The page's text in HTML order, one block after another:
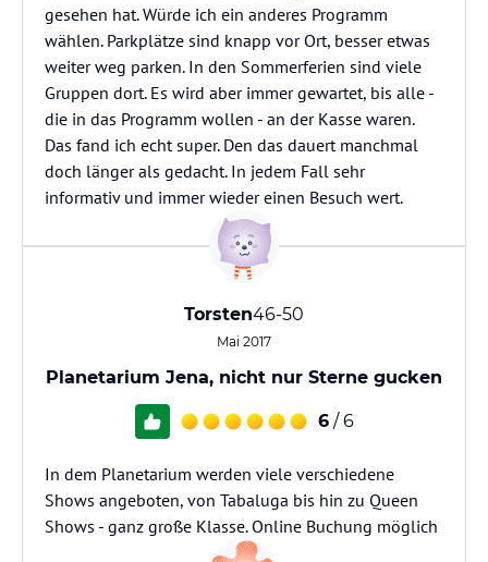
gesehen hat. Würde ich ein anderes Programm
wählen. Parkplätze sind knapp vor Ort, besser etwas
weiter weg parken. In den Sommerferien sind viele
Gruppen dort. Es wird aber immer gewartet, bis alle -
die in das Programm wollen - an der Kasse waren.
Das fand ich echt super. Den das dauert manchmal
doch länger als gedacht. In jedem Fall sehr
informativ und immer wieder einen Besuch wert.
Torsten46-50
Mai 2017
Planetarium Jena, nicht nur Sterne gucken
6 / 6
In dem Planetarium werden viele verschiedene
Shows angeboten, von Tabaluga bis hin zu Queen
Shows - ganz große Klasse. Online Buchung möglich